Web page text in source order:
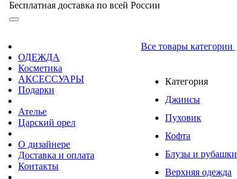
Бесплатная доставка по всей России
ОДЕЖДА
Косметика
АКСЕССУАРЫ
Подарки
Ателье
Царский орел
О дизайнере
Доставка и оплата
Контакты
Все товары категории
Категория
Джинсы
Пуховик
Кофта
Блузы и рубашки
Верхняя одежда